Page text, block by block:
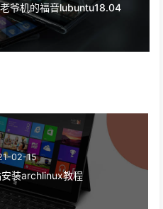
老爷机的福音lubuntu18.04
02-15
装archlinux教程